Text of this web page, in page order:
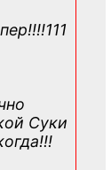
Суки